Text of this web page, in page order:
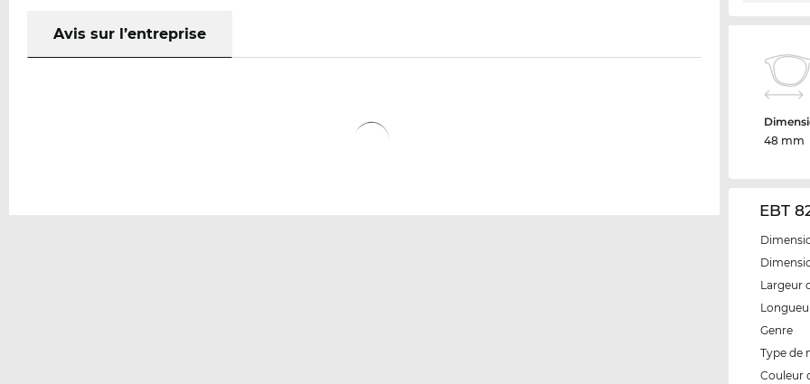
Avis sur l’entreprise
48 mm
EBT
Largeur
Genre
Type de
Couleur